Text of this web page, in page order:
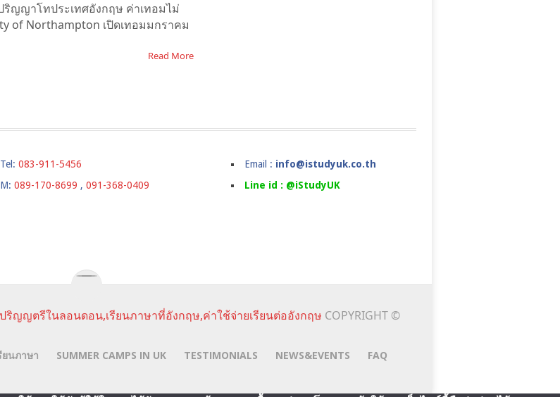
ริญญาโทประเทศอังกฤษ ค่าเทอมไม่
of Northampton เปิดเทอมมกราคม
Read More
Tel: 083-911-5456
M: 089-170-8699 , 091-368-0409
Email : info@istudyuk.co.th
Line id : @iStudyUK
ริญญตรีในลอนดอน,เรียนภาษาที่อังกฤษ,ค่าใช้จ่ายเรียนต่ออังกฤษ COPYRIGHT ©
ยนภาษา SUMMER CAMPS IN UK TESTIMONIALS NEWS&EVENTS
FAQ